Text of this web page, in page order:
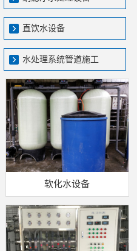
直饮水设备
水处理系统管道施工
软化水设备